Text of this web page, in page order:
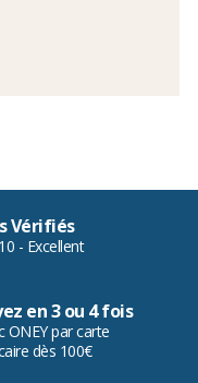
Vérifiés
- Excellent
en 3 ou 4 fois
ONEY par carte
dès 100€